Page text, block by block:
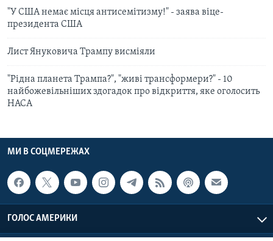
"У США немає місця антисемітизму!" - заява віце-
президента США
Лист Януковича Трампу висміяли
"Рідна планета Трампа?", "живі трансформери?" - 10
найбожевільніших здогадок про відкриття, яке оголосить
НАСА
МИ В СОЦМЕРЕЖАХ
ГОЛОС АМЕРИКИ